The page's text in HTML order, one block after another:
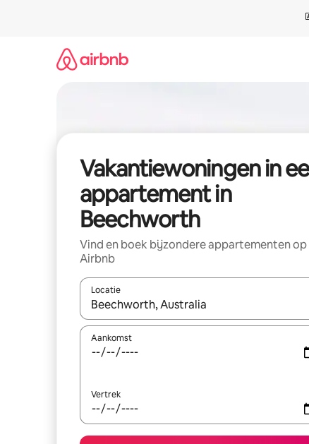
Vakantiewoningen in
appartement in
Beechworth
Vind en boek bijzondere appartementen op
Airbnb
Locatie
Wanneer er suggesties beschikbaar zijn,
Aankomst
Vertrek